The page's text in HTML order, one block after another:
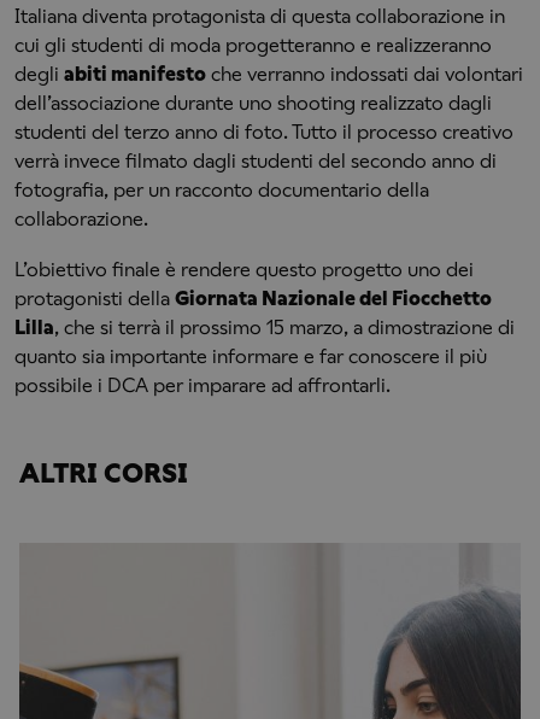
Italiana diventa protagonista di questa collaborazione in
cui gli studenti di moda progetteranno e realizzeranno
degli abiti manifesto che verranno indossati dai volontari
dell’associazione durante uno shooting realizzato dagli
studenti del terzo anno di foto. Tutto il processo creativo
verrà invece filmato dagli studenti del secondo anno di
fotografia, per un racconto documentario della
collaborazione.
L’obiettivo finale è rendere questo progetto uno dei
protagonisti della Giornata Nazionale del Fiocchetto
Lilla, che si terrà il prossimo 15 marzo, a dimostrazione di
quanto sia importante informare e far conoscere il più
possibile i DCA per imparare ad affrontarli.
ALTRI CORSI